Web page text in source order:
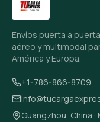
Envíos puerta a
aéreo y multimodal
América y Europa.
+1-786-866-8709
Guangzhou, China ·